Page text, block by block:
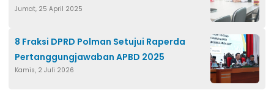
Jumat, 25 April 2025
8 Fraksi DPRD Polman Setujui Raperda
Pertanggungjawaban APBD 2025
Kamis, 2 Juli 2026